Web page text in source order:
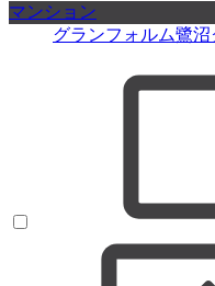
マンション
グランフォルム鷺沼